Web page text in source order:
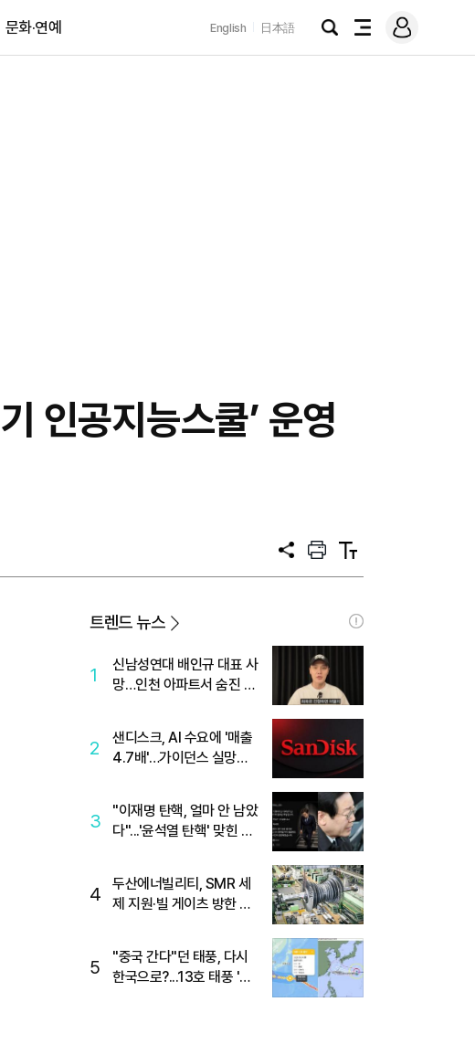
문화·연예 English 日本語
검
전
메
그
인공지능스쿨’ 운영
공
프
트
텍
트
트렌드 뉴스
1
신남성연대 배인규 대표 사
망…인천 아파트서 숨진 채
2
샌디스크, AI 수요에 '매출
4.7배'…가이던스 실망에
3
"이재명 탄핵, 얼마 안 남았
다"...'윤석열 탄핵' 맞힌 무
4
두산에너빌리티, SMR 세
제 지원·빌 게이츠 방한 기
5
"중국 간다"던 태풍, 다시
한국으로?...13호 태풍 '돌